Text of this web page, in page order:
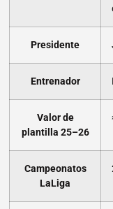
Presidente
Entrenador
Valor de
plantilla 25–26
Campeonatos
LaLiga